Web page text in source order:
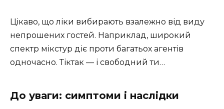
Цікаво, що ліки вибирають взалежно від виду
непрошених гостей. Наприклад, широкий
спектр мікстур діє проти багатьох агентів
одночасно. Тіктак — і свободний ти…
До уваги: симптоми і наслідки